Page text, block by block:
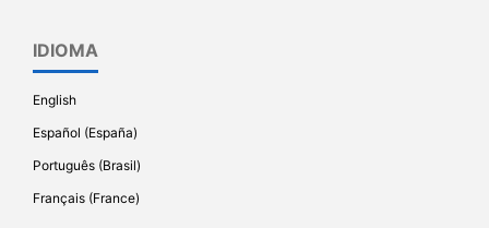
IDIOMA
English
Español (España)
Português (Brasil)
Français (France)